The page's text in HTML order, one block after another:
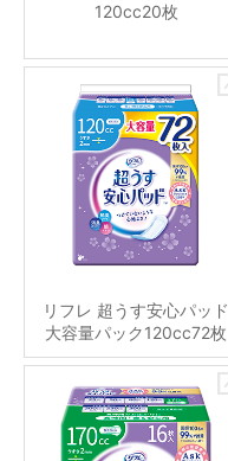
120cc20枚
リフレ 超うす安心パッド
大容量パック120cc72枚